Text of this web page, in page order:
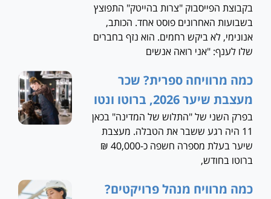
בקבוצת הפייסבוק "צרות בהייטק" התפוצץ
בשבועות האחרונים פוסט אחד. הכותב,
אנונימי, לא ביקש רחמים. הוא נזף בחברים
שלו לענף: "אני רואה אנשים
כמה מרוויחה ספרית? שכר
מעצבת שיער 2026, ברוטו ונטו
בפרק השני של "התלוש של המדינה" בכאן
11 היה רגע ששבר את הטבלה. מעצבת
שיער בעלת מספרה חשפה כ-40,000 ₪
ברוטו בחודש,
כמה מרוויח מנהל פרויקטים?